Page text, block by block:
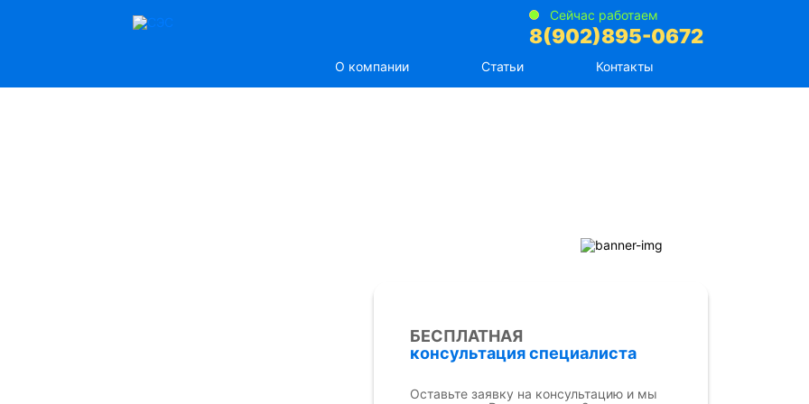
Сейчас работаем
8(902)895-0672
О компании Статьи Контакты
БЕСПЛАТНАЯ
консультация специалиста
Оставьте заявку на консультацию и мы